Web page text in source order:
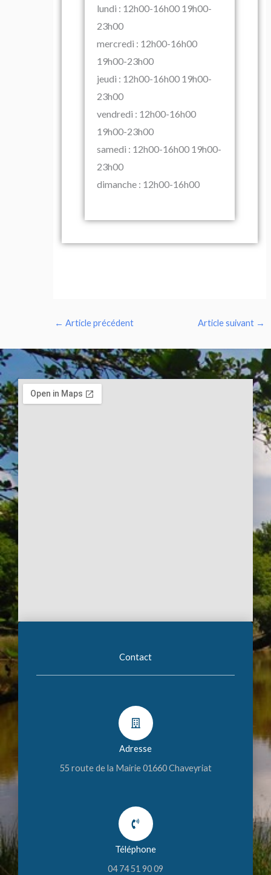
lundi : 12h00-16h00 19h00-
23h00
mercredi : 12h00-16h00
19h00-23h00
jeudi : 12h00-16h00 19h00-
23h00
vendredi : 12h00-16h00
19h00-23h00
samedi : 12h00-16h00 19h00-
23h00
dimanche : 12h00-16h00
← Article précédent Article suivant →
Contact
Adresse
55 route de la Mairie 01660 Chaveyriat
Téléphone
04 74 51 90 09